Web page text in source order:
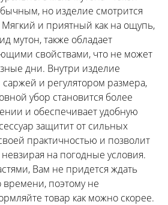
но изделие смотрится
и приятный как на ощупь,
мутон, также обладает
свойствами, что не может
дни. Внутри изделие
и регулятором размера,
убор становится более
и обеспечивает удобную
защитит от сильных
практичностью и позволит
на погодные условия.
Вам не придется ждать
поэтому не
товар как можно скорее.